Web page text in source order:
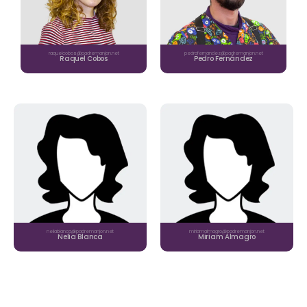
Raquel Cobos
raquelcobos@padremanjon.net
Pedro Fernández
pedrofernandez@padremanjon.net
Nelia Blanca
neliablanca@padremanjon.net
Miriam Almagro
miriamalmagro@padremanjon.net